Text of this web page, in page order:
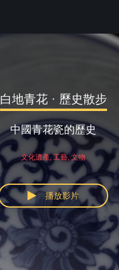
白地青花 · 歷史散步
中國青花瓷的歷史
文化遺產, 工藝, 文物
播放影片